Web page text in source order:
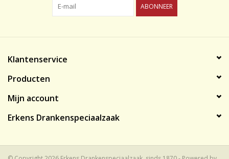
ABONNEER
Klantenservice
Producten
Mijn account
Erkens Drankenspeciaalzaak